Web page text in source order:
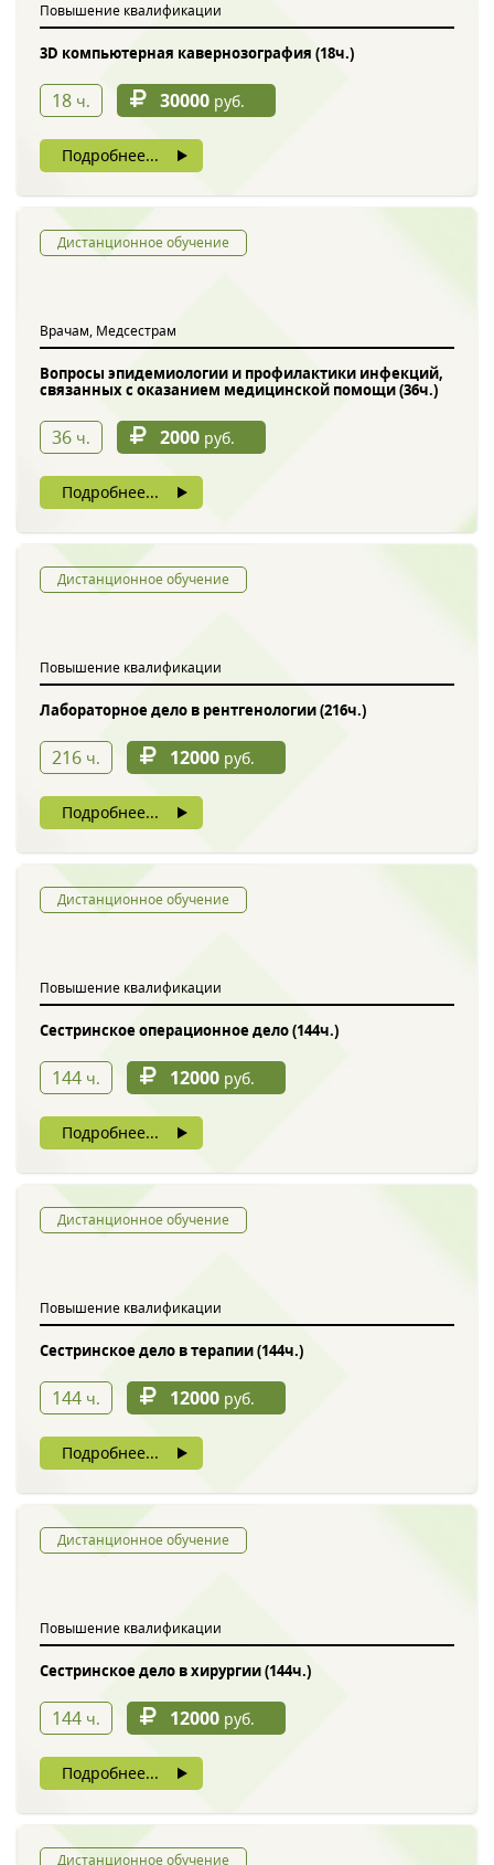
Повышение квалификации
3D компьютерная кавернозография (18ч.)
18 ч. 30000 руб.
Подробнее...
Дистанционное обучение
Врачам, Медсестрам
Вопросы эпидемиологии и профилактики инфекций,
связанных с оказанием медицинской помощи (36ч.)
36 ч. 2000 руб.
Подробнее...
Дистанционное обучение
Повышение квалификации
Лабораторное дело в рентгенологии (216ч.)
216 ч. 12000 руб.
Подробнее...
Дистанционное обучение
Повышение квалификации
Сестринское операционное дело (144ч.)
144 ч. 12000 руб.
Подробнее...
Дистанционное обучение
Повышение квалификации
Сестринское дело в терапии (144ч.)
144 ч. 12000 руб.
Подробнее...
Дистанционное обучение
Повышение квалификации
Сестринское дело в хирургии (144ч.)
144 ч. 12000 руб.
Подробнее...
Дистанционное обучение